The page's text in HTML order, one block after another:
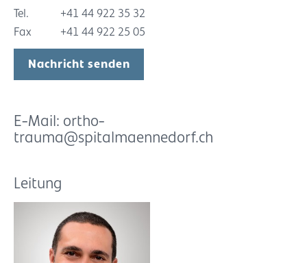
Tel.
+41 44 922 35 32
Fax
+41 44 922 25 05
Nachricht senden
E-Mail: ortho-
trauma@spitalmaennedorf.ch
Leitung